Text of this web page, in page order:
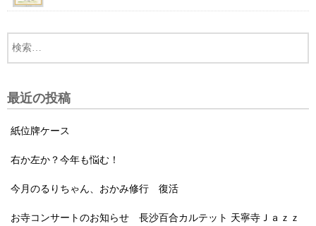
最近の投稿
紙位牌ケース
右か左か？今年も悩む！
今月のるりちゃん、おかみ修行 復活
お寺コンサートのお知らせ 長沙百合カルテット 天寧寺Ｊａｚｚ